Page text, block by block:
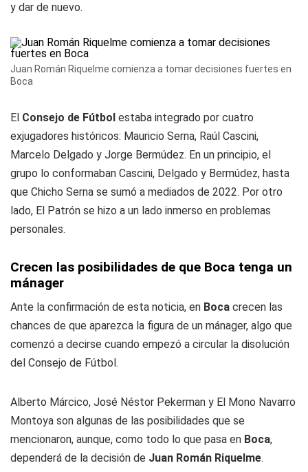
y dar de nuevo.
Juan Román Riquelme comienza a tomar decisiones fuertes en
Boca
El Consejo de Fútbol estaba integrado por cuatro
exjugadores históricos: Mauricio Serna, Raúl Cascini,
Marcelo Delgado y Jorge Bermúdez. En un principio, el
grupo lo conformaban Cascini, Delgado y Bermúdez, hasta
que Chicho Serna se sumó a mediados de 2022. Por otro
lado, El Patrón se hizo a un lado inmerso en problemas
personales.
Crecen las posibilidades de que Boca tenga un
mánager
Ante la confirmación de esta noticia, en Boca crecen las
chances de que aparezca la figura de un mánager, algo que
comenzó a decirse cuando empezó a circular la disolución
del Consejo de Fútbol.
Alberto Márcico, José Néstor Pekerman y El Mono Navarro
Montoya son algunas de las posibilidades que se
mencionaron, aunque, como todo lo que pasa en Boca,
dependerá de la decisión de Juan Román Riquelme.